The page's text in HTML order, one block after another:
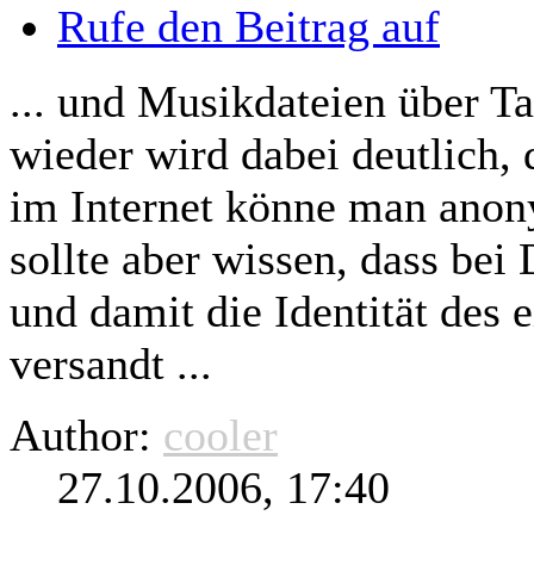
Rufe den Beitrag auf
... und Musikdateien über
wieder wird dabei deutlich,
im Internet könne man
sollte aber wissen, dass
und damit die Identität des
versandt ...
Author: cooler
27.10.2006, 17:40